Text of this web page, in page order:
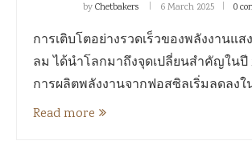
byChetbakers 6 March 2025 0
การเติบโตอย่างรวดเร็วของพลังงานแ
ลม ได้นำโลกมาถึงจุดเปลี่ยนสำคัญในปี
การผลิตพลังงานจากฟอสซิลเริ่มลดลงใ
Read more